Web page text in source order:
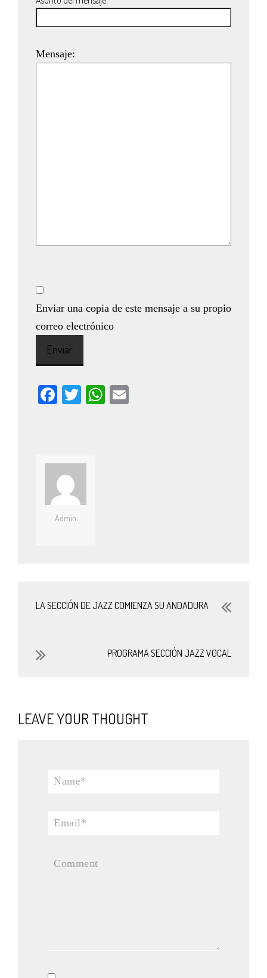
Mensaje:
Enviar una copia de este mensaje a su propio
correo electrónico
Enviar
Facebook
TwitterWhatsApp
Admin
LA SECCIÓN DE JAZZ COMIENZA SU ANDADURA
PROGRAMA SECCIÓN JAZZ VOCAL
LEAVE YOUR THOUGHT